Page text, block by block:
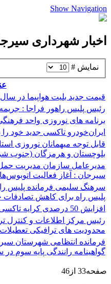
Show Navigation
اخبار شهرداری
نمایش #
قیمت جدید بلیت هواپیما در سال 1403 اعلام شد
رئیس پلیس راهور فراجا : جریمه‌های
برنامه های نوروزی واحد
ایران‌خودرو تاکسی جدید خود
قابل توجه میهمانان نوروزی
بلوچستان و هرمزگان (جنوب
مدیرعامل سازمان مدیریت
سیرجان : آغاز فعالیت
سرهنگ سلیمی فرمانده پلیس
پلیس راه برای کاهش تصادفات
افزایش 50 درصدی کرایه تاکسی در استان کرمان به تصویب رسید
رئیس مرکز اطلاعات و کنترل
محدودیت های ترافیکی تعطیلات
گواهینامه رانندگی پایه سوم
صفحه33 از46